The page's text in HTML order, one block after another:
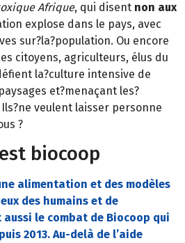
Afrique, qui disent non aux
explose dans le pays, avec
sur?la?population. Ou encore
citoyens, agriculteurs, élus du
la?culture intensive de
et?menaçant les?
veulent laisser personne
?
biocoop
alimentation et des modèles
des humains et de
aussi le combat de Biocoop qui
2013. Au-delà de l’aide